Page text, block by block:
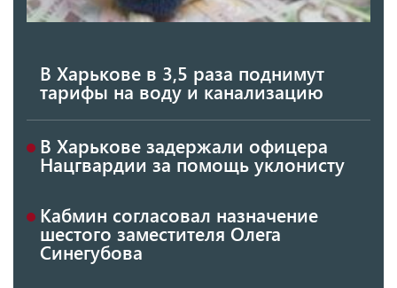
В Харькове в 3,5 раза поднимут
тарифы на воду и канализацию
В Харькове задержали офицера
Нацгвардии за помощь уклонисту
Кабмин согласовал назначение
шестого заместителя Олега
Синегубова